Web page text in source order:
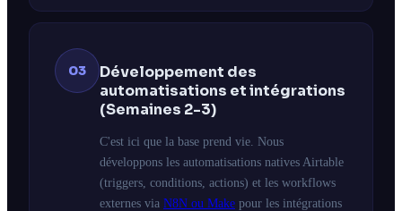
03
Développement des
automatisations et intégrations
(Semaines 2-3)
C'est ici que la base prend vie. Nous
développons les automatisations natives Airtable
(triggers, conditions, actions) et les workflows
externes via N8N ou Make pour les intégrations